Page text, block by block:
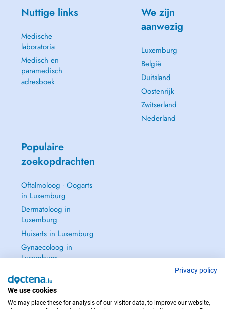
Nuttige links
Medische
laboratoria
Medisch en
paramedisch
adresboek
We zijn
aanwezig
Luxemburg
België
Duitsland
Oostenrijk
Zwitserland
Nederland
Populaire
zoekopdrachten
Oftalmoloog - Oogarts
in Luxemburg
Dermatoloog in
Luxemburg
Huisarts in Luxemburg
Gynaecoloog in
Luxemburg
Privacy policy
We use cookies
We may place these for analysis of our visitor data, to improve our website,